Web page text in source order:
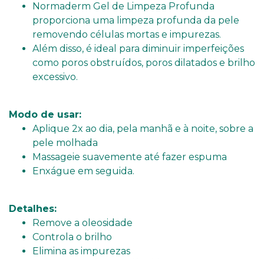
Normaderm Gel de Limpeza Profunda
proporciona uma limpeza profunda da pele
removendo células mortas e impurezas.
Além disso, é ideal para diminuir imperfeições
como poros obstruídos, poros dilatados e brilho
excessivo.
Modo de usar:
Aplique 2x ao dia, pela manhã e à noite, sobre a
pele molhada
Massageie suavemente até fazer espuma
Enxágue em seguida.
Detalhes:
Remove a oleosidade
Controla o brilho
Elimina as impurezas